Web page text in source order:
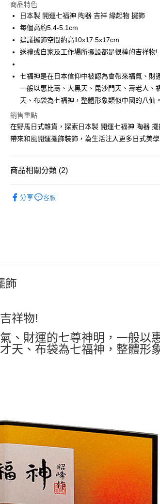
3 期 0 利率 每期 NT$550
合作金庫商業銀行
華南商業銀行
國泰世華商業銀行
兆豐國際商業銀
匯豐（台灣）商業銀行
華泰商業銀行
聯邦商業銀行
遠東國際商業
元大商業銀行
永豐商業銀行
台新國際商業銀行
台灣樂天信用卡公司
超商取貨付款
Apple Pay
悠遊付
Google Pay
ATM付款
運送方式
每筆NT$65，滿NT$999(含以上)免運費
付款後7-11取貨
每筆NT$100，滿NT$999(含以上)免運費
商品特色
日本製 開運七福神 陶器 吉祥 緣起物 擺飾
每個高約5.4-5.1cm
建議擺飾空間約高10x17.5x17cm
送禮或自家及工作場所擺設都是很棒的吉祥物!
七福神是在日本信仰中被認為會帶來福氣、財
一般以惠比壽、大黑天、毘沙門天、壽老人、
天、布袋為七福神，整體形象類似中國的八仙。
銷售重點
在野馬日式雜貨，探索日本製 開運七福神 陶器
帶來和風開運擺飾裝飾，為生活注入更多日式美學
商品相關分類 (2)
分享 客服
飾
祥物!
、財運的七尊神明，一般以
天、布袋為七福神，整體形